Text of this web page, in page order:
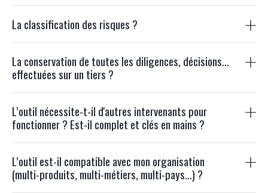
La classification des risques ?
La conservation de toutes les diligences, décisions…
effectuées sur un tiers ?
L’outil nécessite-t-il d'autres intervenants pour
fonctionner ? Est-il complet et clés en mains ?
L’outil est-il compatible avec mon organisation
(multi-produits, multi-métiers, multi-pays…) ?